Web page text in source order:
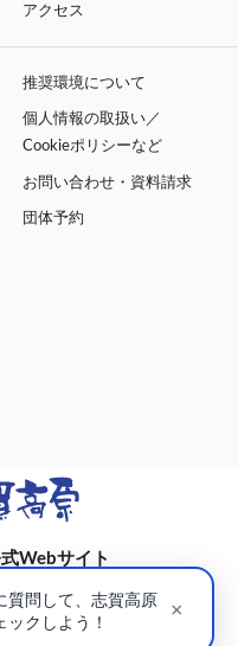
アクセス
推奨環境について
個人情報の取扱い／
Cookieポリシーなど
お問い合わせ・資料請求
団体予約
Webサイト
平穏7148(蓮池)